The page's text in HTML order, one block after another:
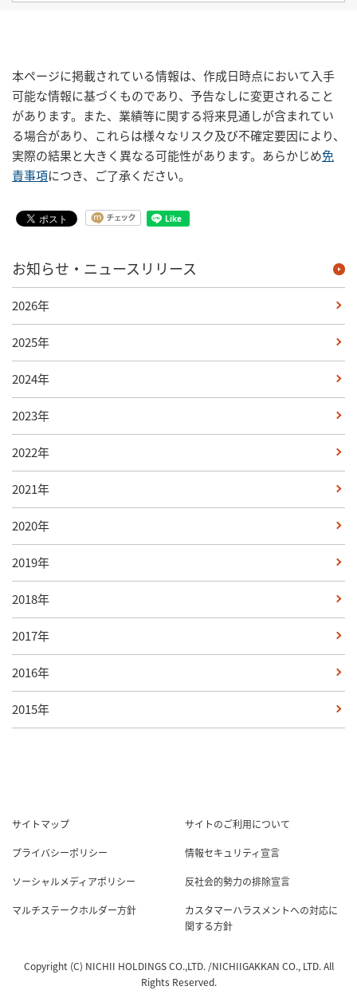
本ページに掲載されている情報は、作成日時点において入手
可能な情報に基づくものであり、予告なしに変更されること
があります。また、業績等に関する将来見通しが含まれてい
る場合があり、これらは様々なリスク及び不確定要因により、
実際の結果と大きく異なる可能性があります。あらかじめ免
責事項につき、ご了承ください。
お知らせ・ニュースリリース
2026年
2025年
2024年
2023年
2022年
2021年
2020年
2019年
2018年
2017年
2016年
2015年
サイトマップ
サイトのご利用について
プライバシーポリシー
情報セキュリティ宣言
ソーシャルメディアポリシー
反社会的勢力の排除宣言
マルチステークホルダー方針
カスタマーハラスメントへの対応に
関する方針
Copyright (C) NICHII HOLDINGS CO.,LTD. /NICHIIGAKKAN CO., LTD. All
Rights Reserved.